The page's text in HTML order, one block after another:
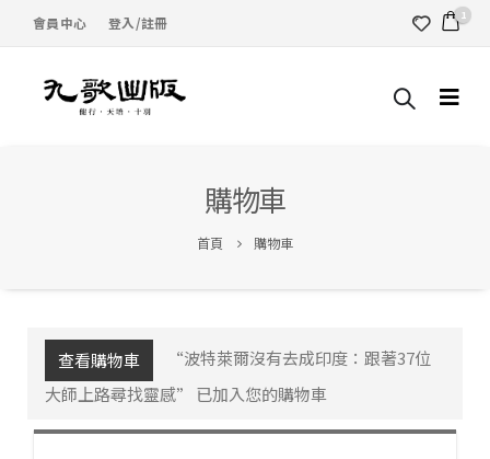
會員中心 登入/註冊 1
購物車
首頁 購物車
查看購物車
“波特萊爾沒有去成印度：跟著37位
大師上路尋找靈感” 已加入您的購物車